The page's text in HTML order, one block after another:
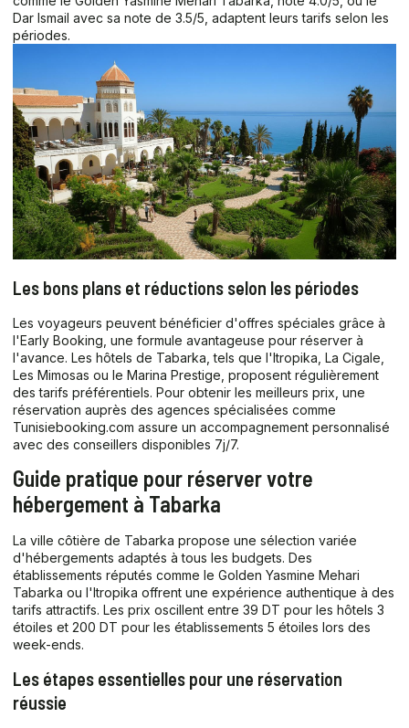
Dar Ismail avec sa note de 3.5/5, adaptent leurs tarifs selon les
périodes.
Les bons plans et réductions selon les périodes
Les voyageurs peuvent bénéficier d'offres spéciales grâce à
l'Early Booking, une formule avantageuse pour réserver à
l'avance. Les hôtels de Tabarka, tels que l'Itropika, La Cigale,
Les Mimosas ou le Marina Prestige, proposent régulièrement
des tarifs préférentiels. Pour obtenir les meilleurs prix, une
réservation auprès des agences spécialisées comme
Tunisiebooking.com assure un accompagnement personnalisé
avec des conseillers disponibles 7j/7.
Guide pratique pour réserver votre
hébergement à Tabarka
La ville côtière de Tabarka propose une sélection variée
d'hébergements adaptés à tous les budgets. Des
établissements réputés comme le Golden Yasmine Mehari
Tabarka ou l'Itropika offrent une expérience authentique à des
tarifs attractifs. Les prix oscillent entre 39 DT pour les hôtels 3
étoiles et 200 DT pour les établissements 5 étoiles lors des
week-ends.
Les étapes essentielles pour une réservation
réussie